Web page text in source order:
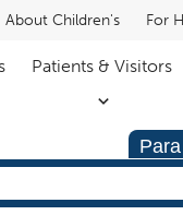
About Children's For
Patients & Visitors